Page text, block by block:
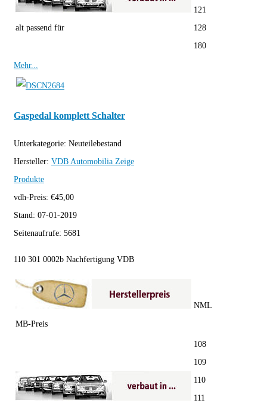
alt passend für
121
128
180
Mehr...
Gaspedal komplett Schalter
Unterkategorie: Neuteilebestand
Hersteller: VDB Automobilia Zeige
Produkte
vdh-Preis: €45,00
Stand: 07-01-2019
Seitenaufrufe: 5681
110 301 0002b Nachfertigung VDB
MB-Preis
NML
108
109
110
111